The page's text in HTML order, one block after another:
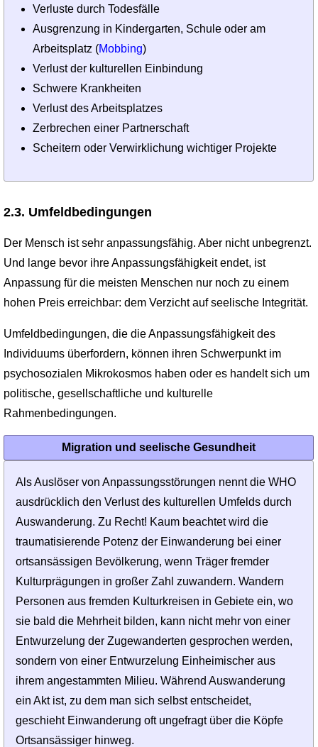
Verluste durch Todesfälle
Ausgrenzung in Kindergarten, Schule oder am
Arbeitsplatz (Mobbing)
Verlust der kulturellen Einbindung
Schwere Krankheiten
Verlust des Arbeitsplatzes
Zerbrechen einer Partnerschaft
Scheitern oder Verwirklichung wichtiger Projekte
2.3. Umfeldbedingungen
Der Mensch ist sehr anpassungsfähig. Aber nicht unbegrenzt.
Und lange bevor ihre Anpassungsfähigkeit endet, ist
Anpassung für die meisten Menschen nur noch zu einem
hohen Preis erreichbar: dem Verzicht auf seelische Integrität.
Umfeldbedingungen, die die Anpassungsfähigkeit des
Individuums überfordern, können ihren Schwerpunkt im
psychosozialen Mikrokosmos haben oder es handelt sich um
politische, gesellschaftliche und kulturelle
Rahmenbedingungen.
Migration und seelische Gesundheit
Als Auslöser von Anpassungsstörungen nennt die WHO
ausdrücklich den Verlust des kulturellen Umfelds durch
Auswanderung. Zu Recht! Kaum beachtet wird die
traumatisierende Potenz der Einwanderung bei einer
ortsansässigen Bevölkerung, wenn Träger fremder
Kulturprägungen in großer Zahl zuwandern. Wandern
Personen aus fremden Kulturkreisen in Gebiete ein, wo
sie bald die Mehrheit bilden, kann nicht mehr von einer
Entwurzelung der Zugewanderten gesprochen werden,
sondern von einer Entwurzelung Einheimischer aus
ihrem angestammten Milieu. Während Auswanderung
ein Akt ist, zu dem man sich selbst entscheidet,
geschieht Einwanderung oft ungefragt über die Köpfe
Ortsansässiger hinweg.